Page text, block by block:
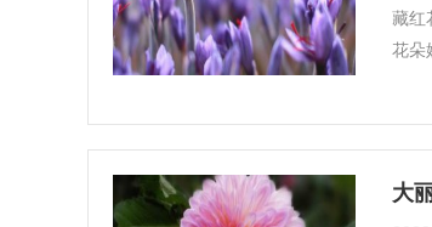
藏红
花朵
大